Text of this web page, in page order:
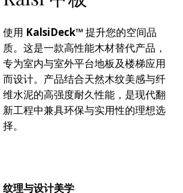
使用 KalsiDeck™ 提升您的空间品
质。这是一款高性能木材替代产品，
专为室内与室外平台地板及楼梯应用
而设计。产品结合天然木纹美感与纤
维水泥的高强度耐久性能，是现代翻
新工程中兼具环保与实用性的理想选
择。
纹理与设计美学